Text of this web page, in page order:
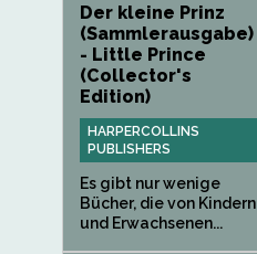
Der kleine Prinz
(Sammlerausgabe)
- Little Prince
(Collector's
Edition)
HARPERCOLLINS
PUBLISHERS
Es gibt nur wenige
Bücher, die von Kindern
und Erwachsenen...